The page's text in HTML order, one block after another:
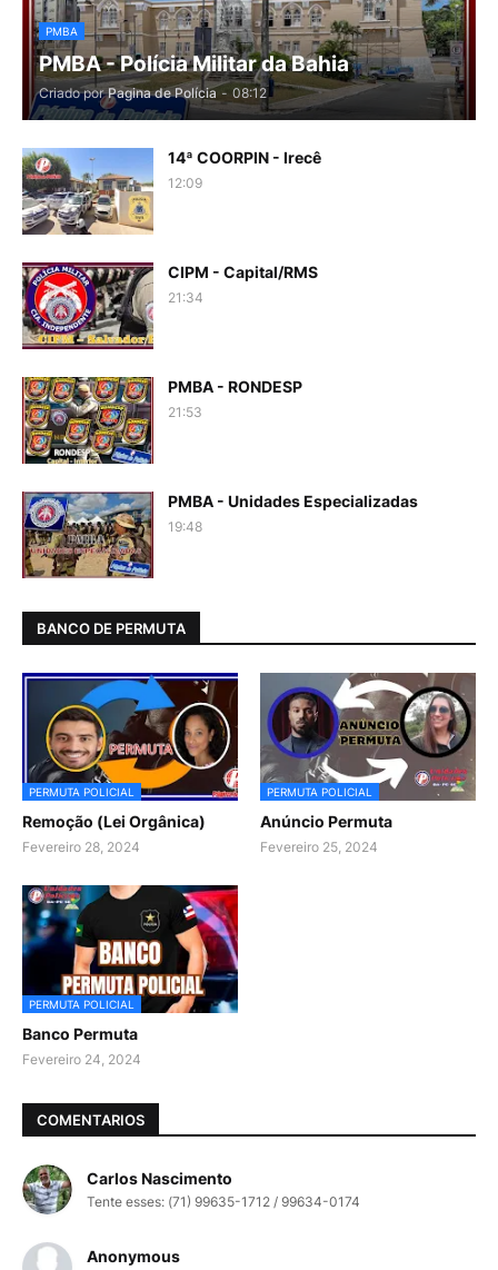
PMBA
PMBA - Polícia Militar da Bahia
Criado por Pagina de Polícia - 08:12
14ª COORPIN - Irecê
12:09
CIPM - Capital/RMS
21:34
PMBA - RONDESP
21:53
PMBA - Unidades Especializadas
19:48
BANCO DE PERMUTA
PERMUTA POLICIAL
Remoção (Lei Orgânica)
Fevereiro 28, 2024
PERMUTA POLICIAL
Anúncio Permuta
Fevereiro 25, 2024
PERMUTA POLICIAL
Banco Permuta
Fevereiro 24, 2024
COMENTARIOS
Carlos Nascimento
Tente esses: (71) 99635-1712 / 99634-0174
Anonymous